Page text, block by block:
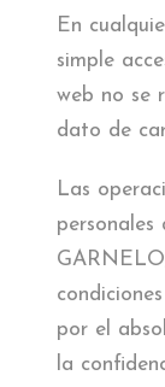
En
simple
web no se
dato de
Las
por el
la